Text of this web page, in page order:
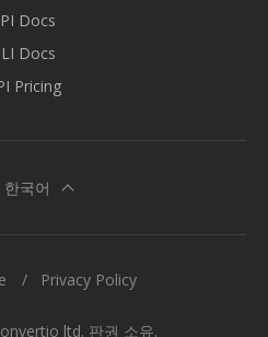
Docs
Docs
Pricing
한국어
ltd. 판권 소유.
Privacy Policy